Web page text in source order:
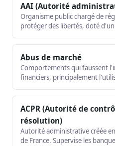
AAI (Autorité
Organisme public chargé de
protéger des libertés, doté
principales AAI françaises.
Abus de marché
Comportements qui faussent
financiers, principalement
Encadrés par un règlement
ACPR (Autorité de
résolution)
Autorité administrative créée
de France. Supervise les